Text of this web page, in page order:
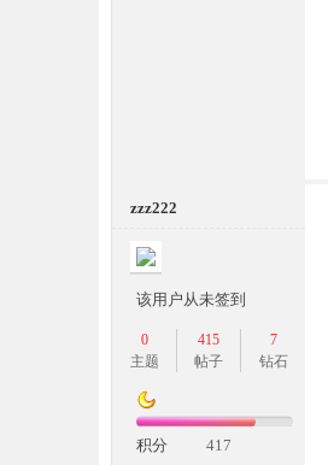
zzz222
该用户从未签到
0
主题
415
帖子
7
钻石
积分 417